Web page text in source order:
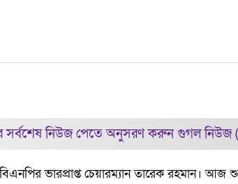
সর্বশেষ নিউজ পেতে অনুসরণ করুনগুগল নিউজ
ভারপ্রাপ্ত চেয়ারম্যান তারেক রহমান। আজ